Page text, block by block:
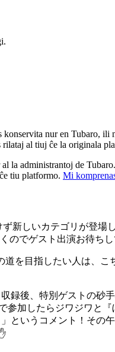
nur en Tubaro,
rilataj al tiuj ĉe la originala
la administrantoj de
tiu platformo. Mi
新しいカテゴリが登
のでゲスト出演お待ち
道を目指したい人は、
録後、特別ゲストの
参加したらジワジワと
というコメント！そ